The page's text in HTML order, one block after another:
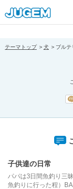
[pear_error:
prefix="" info=""]
テーマトップ 犬 ブルテ
子供達の日常
パパは3日間魚釣り三
魚釣りに行った程）